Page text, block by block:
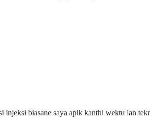
injeksi biasane saya apik kanthi wektu lan